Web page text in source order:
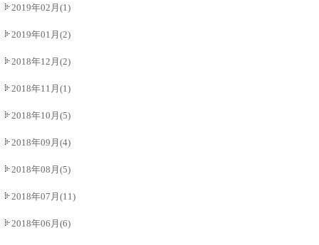
2019年02月(1)
2019年01月(2)
2018年12月(2)
2018年11月(1)
2018年10月(5)
2018年09月(4)
2018年08月(5)
2018年07月(11)
2018年06月(6)